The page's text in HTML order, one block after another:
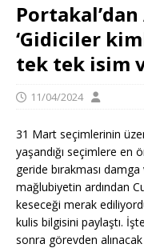
‘Gidiciler
tek tek isim
11/04/2024
31 Mart seçimlerinin
yaşandığı seçimlere en
geride bırakması
mağlubiyetin ardından
keseceği merak
kulis bilgisini paylaştı.
sonra görevden